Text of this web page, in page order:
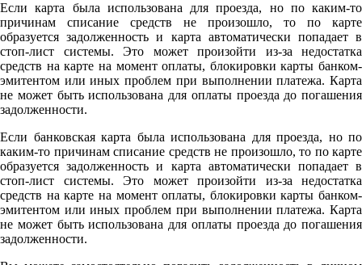
Если карта была использована для проезда, но по каким-то
причинам списание средств не произошло, то по карте
образуется задолженность и карта автоматически попадает в
стоп-лист системы. Это может произойти из-за недостатка
средств на карте на момент оплаты, блокировки карты банком-
эмитентом или иных проблем при выполнении платежа. Карта
не может быть использована для оплаты проезда до погашения
задолженности.
Если банковская карта была использована для проезда, но по
каким-то причинам списание средств не произошло, то по карте
образуется задолженность и карта автоматически попадает в
стоп-лист системы. Это может произойти из-за недостатка
средств на карте на момент оплаты, блокировки карты банком-
эмитентом или иных проблем при выполнении платежа. Карта
не может быть использована для оплаты проезда до погашения
задолженности.